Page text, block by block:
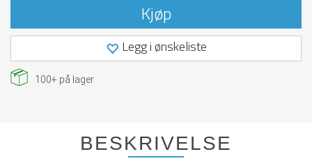
Kjøp
Legg i ønskeliste
100+ på lager
BESKRIVELSE